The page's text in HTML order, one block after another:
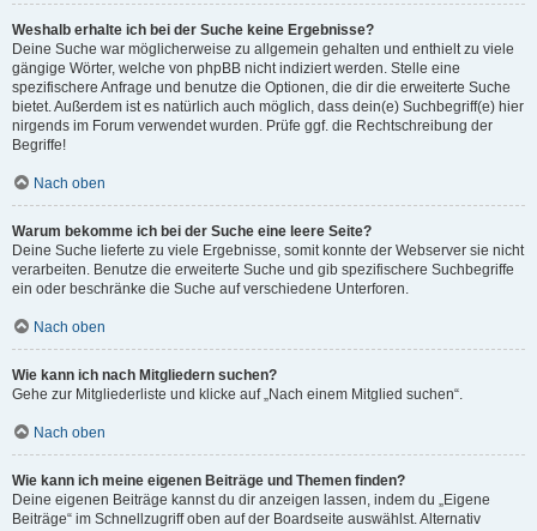
Weshalb erhalte ich bei der Suche keine Ergebnisse?
Deine Suche war möglicherweise zu allgemein gehalten und enthielt zu viele
gängige Wörter, welche von phpBB nicht indiziert werden. Stelle eine
spezifischere Anfrage und benutze die Optionen, die dir die erweiterte Suche
bietet. Außerdem ist es natürlich auch möglich, dass dein(e) Suchbegriff(e) hier
nirgends im Forum verwendet wurden. Prüfe ggf. die Rechtschreibung der
Begriffe!
Nach oben
Warum bekomme ich bei der Suche eine leere Seite?
Deine Suche lieferte zu viele Ergebnisse, somit konnte der Webserver sie nicht
verarbeiten. Benutze die erweiterte Suche und gib spezifischere Suchbegriffe
ein oder beschränke die Suche auf verschiedene Unterforen.
Nach oben
Wie kann ich nach Mitgliedern suchen?
Gehe zur Mitgliederliste und klicke auf „Nach einem Mitglied suchen“.
Nach oben
Wie kann ich meine eigenen Beiträge und Themen finden?
Deine eigenen Beiträge kannst du dir anzeigen lassen, indem du „Eigene
Beiträge“ im Schnellzugriff oben auf der Boardseite auswählst. Alternativ